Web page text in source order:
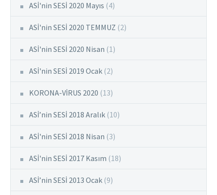
ASİ'nin SESİ 2020 Mayıs (4)
ASİ'nin SESİ 2020 TEMMUZ (2)
ASİ'nin SESİ 2020 Nisan (1)
ASİ'nin SESİ 2019 Ocak (2)
KORONA-VİRUS 2020 (13)
ASİ’nin SESİ 2018 Aralık (10)
ASİ'nin SESİ 2018 Nisan (3)
ASİ'nin SESİ 2017 Kasım (18)
ASİ’nin SESİ 2013 Ocak (9)